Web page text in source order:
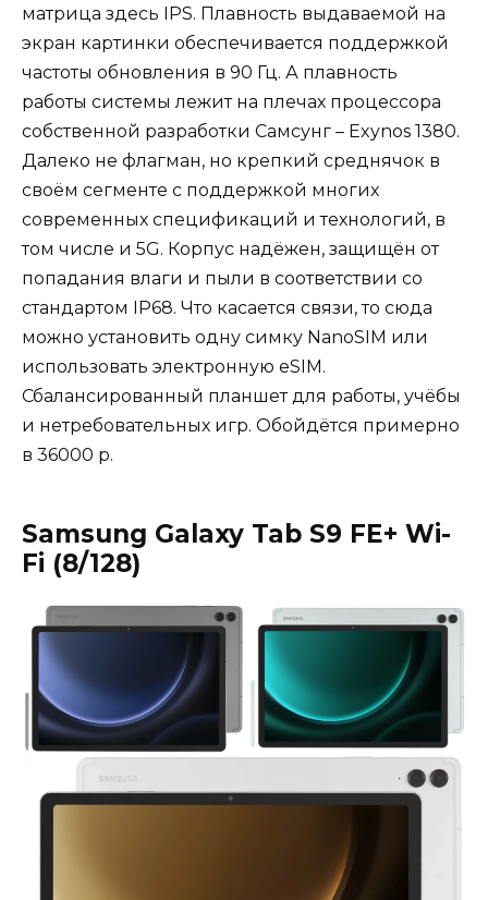
матрица здесь IPS. Плавность выдаваемой на
экран картинки обеспечивается поддержкой
частоты обновления в 90 Гц. А плавность
работы системы лежит на плечах процессора
собственной разработки Самсунг – Exynos 1380.
Далеко не флагман, но крепкий среднячок в
своём сегменте с поддержкой многих
современных спецификаций и технологий, в
том числе и 5G. Корпус надёжен, защищён от
попадания влаги и пыли в соответствии со
стандартом IP68. Что касается связи, то сюда
можно установить одну симку NanoSIM или
использовать электронную eSIM.
Сбалансированный планшет для работы, учёбы
и нетребовательных игр. Обойдётся примерно
в 36000 р.
Samsung Galaxy Tab S9 FE+ Wi-
Fi (8/128)